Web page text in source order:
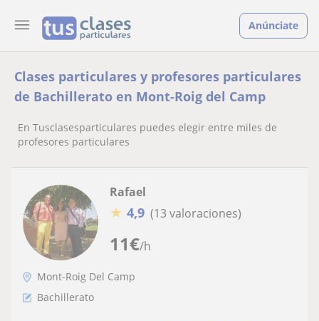
Anúnciate
Clases particulares y profesores particulares
de Bachillerato en Mont-Roig del Camp
En Tusclasesparticulares puedes elegir entre miles de
profesores particulares
11€/h
Rafael
★ 4,9 (13 valoraciones)
Mont-Roig Del Camp
Bachillerato